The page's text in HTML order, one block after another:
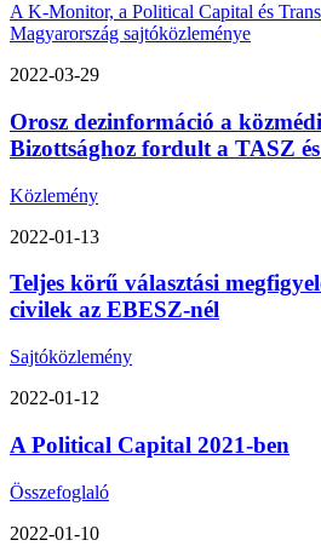
A K-Monitor, a Political Capital és
Magyarország sajtóközleménye
2022-03-29
Orosz dezinformáció a
Bizottsághoz fordult a TASZ
Közlemény
2022-01-13
Teljes körű választási
civilek az EBESZ-nél
Sajtóközlemény
2022-01-12
A Political Capital 2021-ben
Összefoglaló
2022-01-10